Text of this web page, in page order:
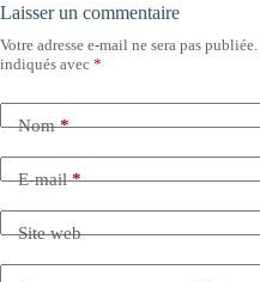
Laisser un commentaire
Votre adresse e-mail ne sera pas publiée.
indiqués avec *
Nom*
E-mail*
Site web